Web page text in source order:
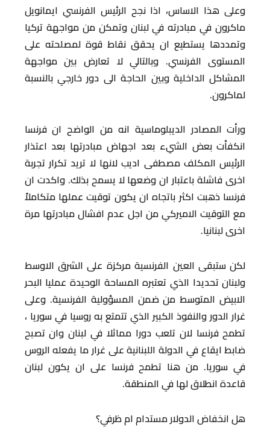
وعلى هذا الاساس، اذا نجح الرئيس الفرنسي ايمانويل
ماكرون في مبادرته في لبنان وتمكن من مواجهة تركيا
وتمددها يستطيع ان يحقق نقاط قوة لمصلحته على
المستوى الفرنسي. وبالتالي لا تعارض بين مواجهة
المشاكل الداخلية وبين الحاجة الى دور خارجي بالنسبة
لماكرون.
ورأت المصادر الديبلوماسية انه من الواضح ان فرنسا
انكفأت بعض الشيء بعد اجهاض مبادرتها بعد اعتذار
الرئيس المكلف مصطفى اديب لانها لا تريد تكرار تجربة
اخرى فاشلة باعتبار ان وضعها لا يسمح بذلك. واكدت ان
فرنسا ذهبت اكثر باتجاه ان يكون توقيت عملها متكاملاً
مع التوقيت الاميركي من اجل عدم افشال مبادرتها مرة
اخرى لبنانيا.
لكن ستبقى العين الفرنسية مركزة على الشرق الاوسط
ولبنان تحديدا الذي تعتبره المساحة الوحيدة عمليا البحر
الابيض المتوسط من ضمن المسؤولية الفرنسية. وعلى
غرار الدور والنفوذ الكبير الذي تتمتع به روسيا في سوريا ،
تطمح فرنسا لان تلعب دورا مماثلا في لبنان وان تصبح
ضابط ايقاع في الدولة اللبنانية على غرار ما يفعله الروس
في سوريا. من هنا تطمح فرنسا على ان يكون لبنان
قاعدة انطلاق لها في المنطقة.
هل انخفاض الدولار مستدام ام ظرفي؟